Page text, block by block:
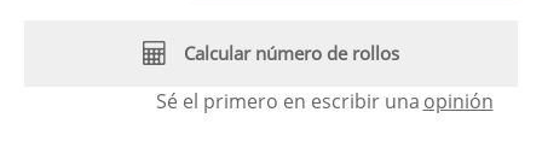
Calcular número de rollos
Sé el primero en escribir una opinión